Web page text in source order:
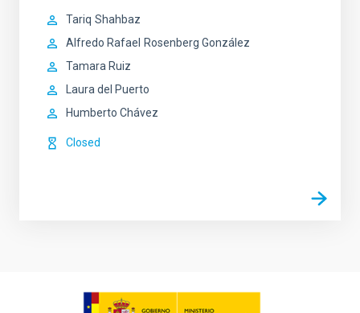
Tariq Shahbaz
Alfredo Rafael
Rosenberg González
Tamara Ruiz
Laura del Puerto
Humberto Chávez
Closed